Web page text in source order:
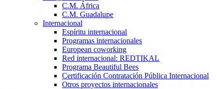
C.M. África
C.M. Guadalupe
Internacional
Espíritu internacional
Programas internacionales
European coworking
Red internacional: REDTIKAL
Programa Beautiful Bees
Certificación Contratación Pública Internacional
Otros proyectos internacionales